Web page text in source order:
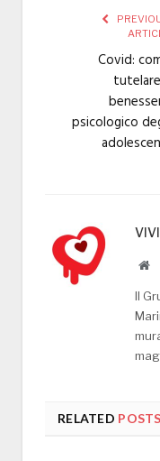
Covid:
psicologico
Il
RELATED POSTS